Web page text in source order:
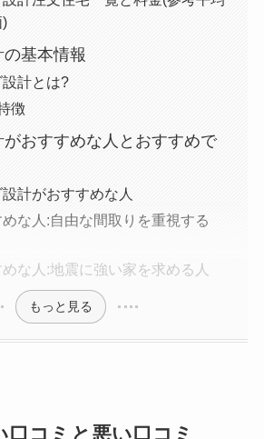
基本情報
計とは?
徴
がおすすめな人とおすすめで
計がおすすめな人
な人:自由な間取りを重視する
めな人:地震に強い家を求める人
もっと見る
口コミと悪い口コミ